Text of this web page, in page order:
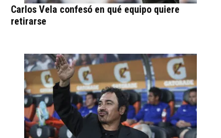
Carlos Vela confesó en qué equipo quiere
retirarse